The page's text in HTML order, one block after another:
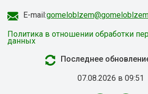
E-mail:
Политика в отношении обработки
данных
Последнее
07.08.2026 в 09:51